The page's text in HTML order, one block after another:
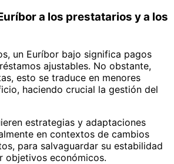
a los prestatarios y a los
un Euríbor bajo significa pagos
ajustables. No obstante,
esto se traduce en menores
haciendo crucial la gestión del
estrategias y adaptaciones
en contextos de cambios
para salvaguardar su estabilidad
objetivos económicos.